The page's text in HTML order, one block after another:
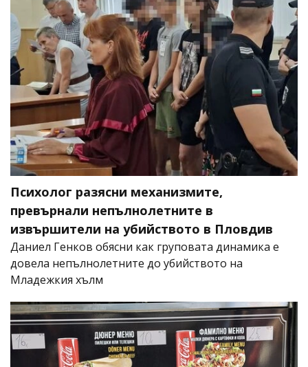
Психолог разясни механизмите,
превърнали непълнолетните в
извършители на убийството в Пловдив
Даниел Генков обясни как груповата динамика е
довела непълнолетните до убийството на
Младежкия хълм